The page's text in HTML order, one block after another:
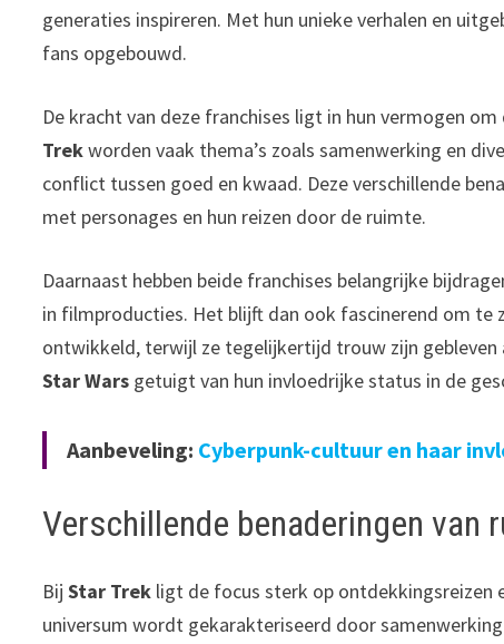
generaties inspireren. Met hun unieke verhalen en
fans opgebouwd.
De kracht van deze franchises ligt in hun vermogen
Trekworden vaak thema’s zoals samenwerking en
conflict tussen goed en kwaad. Deze verschillende
met personages en hun reizen door de ruimte.
Daarnaast hebben beide franchises belangrijke
in filmproducties. Het blijft dan ook fascinerend om te
ontwikkeld, terwijl ze tegelijkertijd trouw zijn
Star Wars getuigt van hun invloedrijke status in de
Aanbeveling: Cyberpunk-cultuur en haar
Verschillende benaderingen van
BijStar Trek ligt de focus sterk op ontdekkingsreizen
universum wordt gekarakteriseerd door